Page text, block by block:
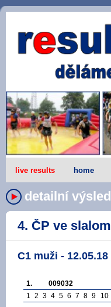
live results home
detailní
4. ČP ve
C1 muži - 12.05.18
1. 009032
1 2 3 4 5 6 7 8 9 10